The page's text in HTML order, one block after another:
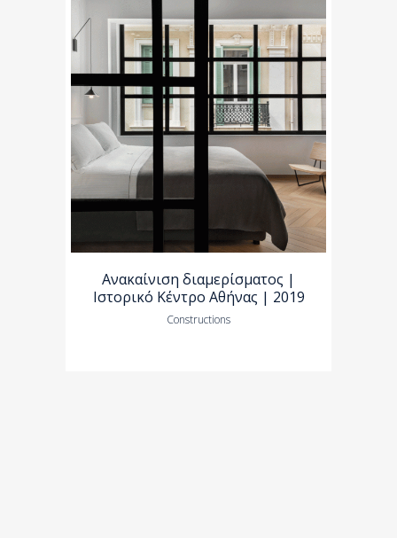
Ανακαίνιση διαμερίσματος |
Ιστορικό Κέντρο Αθήνας | 2019
Constructions